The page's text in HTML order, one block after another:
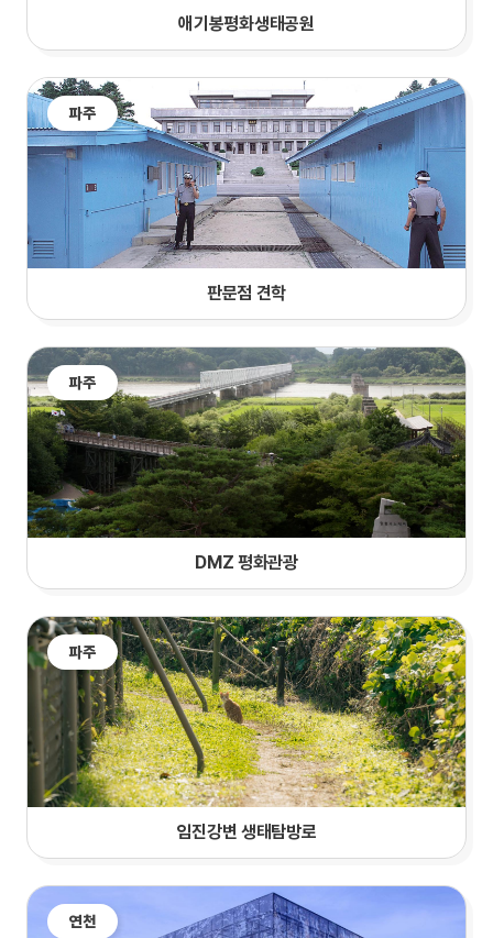
애기봉평화생태공원
파주
판문점 견학
파주
DMZ 평화관광
파주
임진강변 생태탐방로
연천